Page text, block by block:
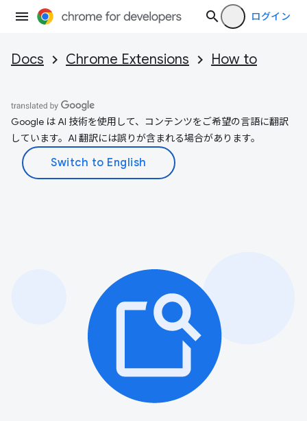
ログイン
Docs Chrome Extensions How to
Google は AI 技術を使用して、コンテンツをご希望の言語に翻訳
しています。AI 翻訳には誤りが含まれる場合があります。